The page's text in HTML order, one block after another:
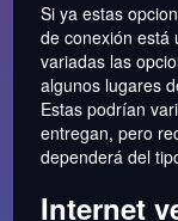
Si ya estas
de conexión está
variadas las
algunos lugares
Estas podrían
entregan, pero
dependerá del
Internet